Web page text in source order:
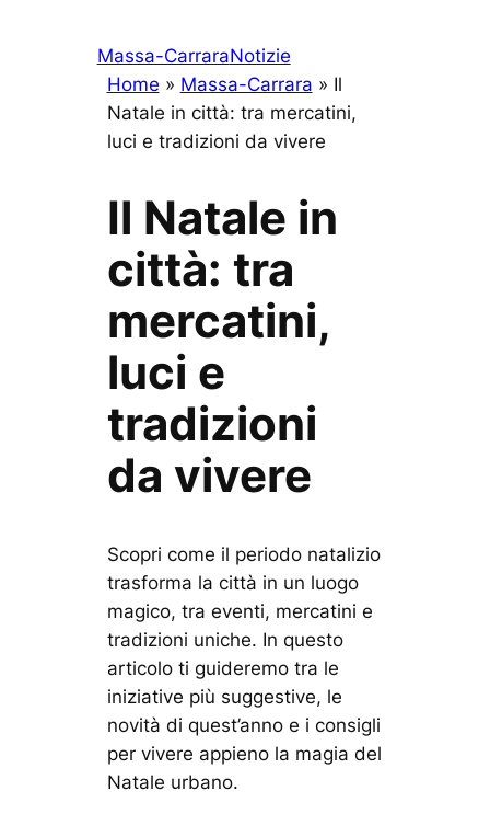
Massa-CarraraNotizie
Home » Massa-Carrara » Il
Natale in città: tra mercatini,
luci e tradizioni da vivere
Il Natale in
città: tra
mercatini,
luci e
tradizioni
da vivere
Scopri come il periodo natalizio
trasforma la città in un luogo
magico, tra eventi, mercatini e
tradizioni uniche. In questo
articolo ti guideremo tra le
iniziative più suggestive, le
novità di quest’anno e i consigli
per vivere appieno la magia del
Natale urbano.